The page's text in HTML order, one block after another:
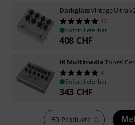
DarkglassVintage Ultra
13
Sofort lieferbar
408 CHF
IK MultimediaToneX
4
Sofort lieferbar
343 CHF
50 Produkte